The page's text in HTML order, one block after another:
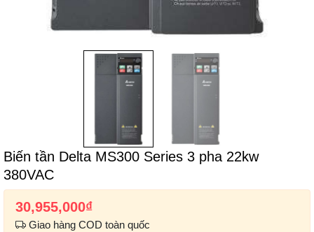
Biến tần Delta MS300 Series 3 pha 22kw
380VAC
30,955,000₫
Giao hàng COD toàn quốc